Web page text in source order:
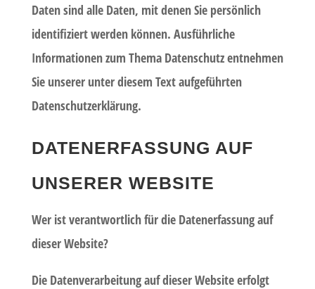
Daten sind alle Daten, mit denen Sie persönlich
identifiziert werden können. Ausführliche
Informationen zum Thema Datenschutz entnehmen
Sie unserer unter diesem Text aufgeführten
Datenschutzerklärung.
DATENERFASSUNG AUF
UNSERER WEBSITE
Wer ist verantwortlich für die Datenerfassung auf
dieser Website?
Die Datenverarbeitung auf dieser Website erfolgt